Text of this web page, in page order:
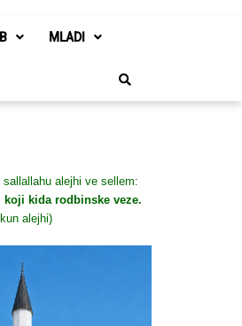
MLADI
alejhi ve sellem:
koji kida rodbinske veze.
alejhi)